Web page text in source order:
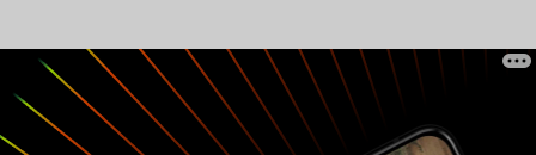
пошла плясать душа - блеск в глазах, речь в
словах, улыбка на щеках. Даже пение
пробуждается в голосе. И Джесси, сестрёнка,
преображается, печалиться несколько дней
после удачной охоты не о чем. Так и живут... в